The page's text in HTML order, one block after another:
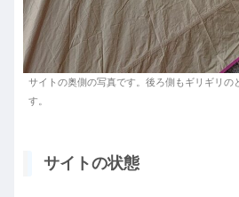
サイトの奥側の写真です。後ろ側もギリギリの
す。
サイトの状態